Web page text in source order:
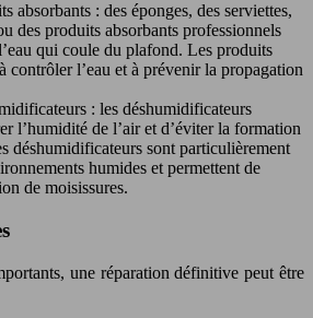
absorbants : des éponges, des serviettes,
des produits absorbants professionnels
qui coule du plafond. Les produits
contrôler l’eau et à prévenir la propagation
: les déshumidificateurs
l’humidité de l’air et d’éviter la formation
déshumidificateurs sont particulièrement
humides et permettent de
de moisissures.
une réparation définitive peut être